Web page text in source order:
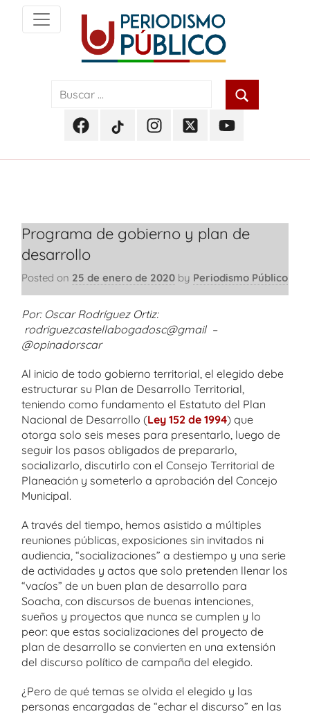
content
Periodismo
PúblicoFacebook
Periodismo
TikTok
Periodismo
InstagramTwitterYoutube
Programa de gobierno y plan de
desarrollo
Posted on 25 de enero de 2020 by Periodismo Público
Por: Oscar Rodríguez Ortiz:
rodriguezcastellabogadosc@gmail –
@opinadorscar
Al inicio de todo gobierno territorial, el elegido debe
estructurar su Plan de Desarrollo Territorial,
teniendo como fundamento el Estatuto del Plan
Nacional de Desarrollo (Ley 152 de 1994) que
otorga solo seis meses para presentarlo, luego de
seguir los pasos obligados de prepararlo,
socializarlo, discutirlo con el Consejo Territorial de
Planeación y someterlo a aprobación del Concejo
Municipal.
A través del tiempo, hemos asistido a múltiples
reuniones públicas, exposiciones sin invitados ni
audiencia, “socializaciones” a destiempo y una serie
de actividades y actos que solo pretenden llenar los
“vacíos” de un buen plan de desarrollo para
Soacha, con discursos de buenas intenciones,
sueños y proyectos que nunca se cumplen y lo
peor: que estas socializaciones del proyecto de
plan de desarrollo se convierten en una extensión
del discurso político de campaña del elegido.
¿Pero de qué temas se olvida el elegido y las
personas encargadas de “echar el discurso” en las